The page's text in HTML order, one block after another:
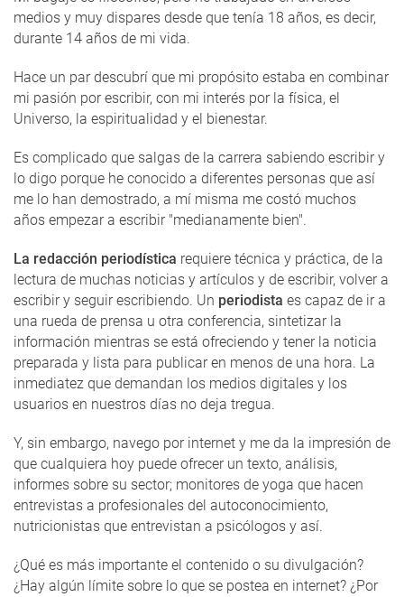
medios y muy dispares desde que tenía 18 años, es decir,
durante 14 años de mi vida.
Hace un par descubrí que mi propósito estaba en combinar
mi pasión por escribir, con mi interés por la física, el
Universo, la espiritualidad y el bienestar.
Es complicado que salgas de la carrera sabiendo escribir y
lo digo porque he conocido a diferentes personas que así
me lo han demostrado, a mí misma me costó muchos
años empezar a escribir "medianamente bien".
La redacción periodística requiere técnica y práctica, de la
lectura de muchas noticias y artículos y de escribir, volver a
escribir y seguir escribiendo. Un periodista es capaz de ir a
una rueda de prensa u otra conferencia, sintetizar la
información mientras se está ofreciendo y tener la noticia
preparada y lista para publicar en menos de una hora. La
inmediatez que demandan los medios digitales y los
usuarios en nuestros días no deja tregua.
Y, sin embargo, navego por internet y me da la impresión de
que cualquiera hoy puede ofrecer un texto, análisis,
informes sobre su sector; monitores de yoga que hacen
entrevistas a profesionales del autoconocimiento,
nutricionistas que entrevistan a psicólogos y así.
¿Qué es más importante el contenido o su divulgación?
¿Hay algún límite sobre lo que se postea en internet? ¿Por